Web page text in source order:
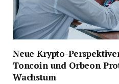
Neue Krypto-
Toncoin und Orbeon
Wachstum